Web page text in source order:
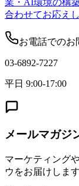
合わせてお応えし
お電話でのお
03-6892-7227
平日 9:00-17:00
メールマガジ
マーケティング
ウをお届けします